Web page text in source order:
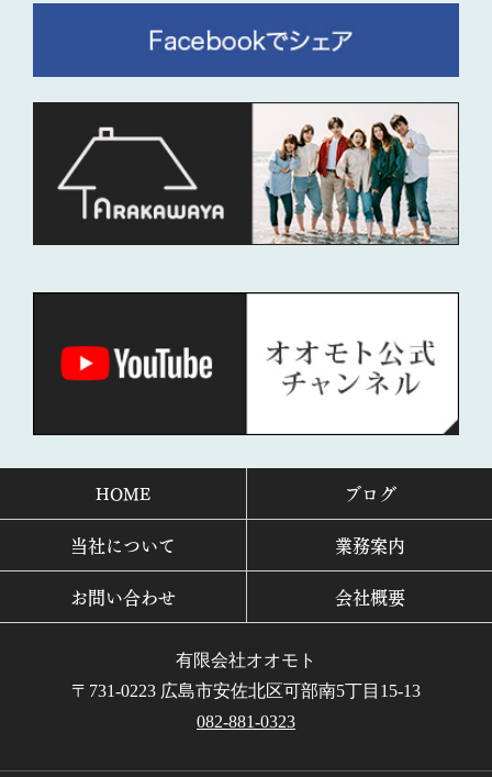
HOME
ブログ
当社について
業務案内
お問い合わせ
会社概要
有限会社オオモト
〒731-0223 広島市安佐北区可部南5丁目15-13
082-881-0323